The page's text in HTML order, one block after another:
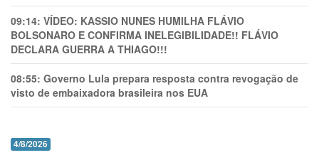
09:14: VÍDEO: KASSIO NUNES HUMlLHA FLÁVIO
BOLSONARO E CONFIRMA INELEGIBILIDADE!! FLÁVIO
DECLARA GUERRA A THIAGO!!!
08:55: Governo Lula prepara resposta contra revogação de
visto de embaixadora brasileira nos EUA
4/8/2026